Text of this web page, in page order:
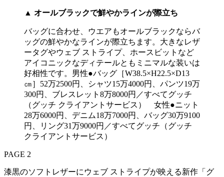
▲ オールブラックで鮮やかラインが際立ち
バッグに合わせ、ウエアもオールブラックならバ
ッグの鮮やかなラインが際立ちます。大きなレザ
ータグやウェブ ストライプ、ホースビットなど
アイコニックなディテールともミニマルな装いは
好相性です。男性●バッグ［W38.5×H22.5×D13
㎝］52万2500円、シャツ15万4000円、パンツ19万
300円、ブレスレット8万8000円／すべてグッチ
（グッチ クライアントサービス） 女性●ニット
28万6000円、デニム18万7000円、バッグ30万9100
円、リング31万9000円／すべてグッチ（グッチ
クライアントサービス）
PAGE 2
漆黒のソフトレザーにウェブ ストライプが映える新作「グ